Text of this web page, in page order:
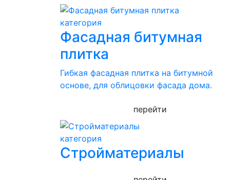
категория
Фасадная битумная
плитка
Гибкая фасадная плитка на битумной
основе, для облицовки фасада дома.
перейти
категория
Стройматериалы